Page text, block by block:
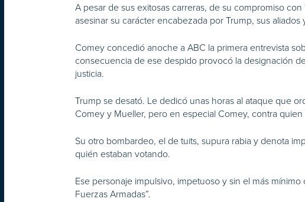
A pesar de sus exitosas carreras, de su compromiso
asesinar su carácter encabezada por Trump, sus
Comey concedió anoche a ABC la primera entrevista
consecuencia de ese despido provocó la designación
justicia.
Trump se desató. Le dedicó unas horas al ataque que
Comey y Mueller, pero en especial Comey, contra
Su otro bombardeo, el de tuits, supura rabia y denota
quién estaban votando.
Ese personaje impulsivo, impetuoso y sin el más
Fuerzas Armadas”.